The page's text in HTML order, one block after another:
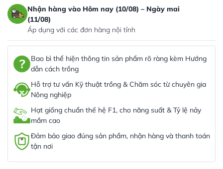
Nhận hàng vào Hôm nay (10/08) – Ngày mai
(11/08)
Áp dụng với các đơn hàng nội tỉnh
Bao bì thể hiện thông tin sản phẩm rõ ràng kèm Hướng
dẫn cách trồng
Hỗ trợ tư vấn Kỹ thuật trồng & Chăm sóc từ chuyên gia
Nông nghiệp
Hạt giống chuẩn thế hệ F1, cho năng suất & Tỷ lệ nảy
mầm cao
Đảm bảo giao đúng sản phẩm, nhận hàng và thanh toán
tận nơi